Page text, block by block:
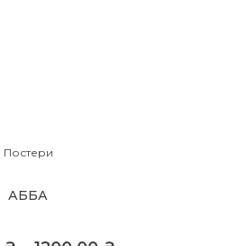
Постери
АББА